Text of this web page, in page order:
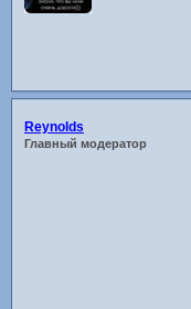
Reynolds
Главный модератор